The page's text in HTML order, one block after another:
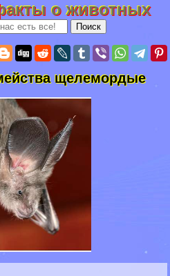
о животных
щелемордые